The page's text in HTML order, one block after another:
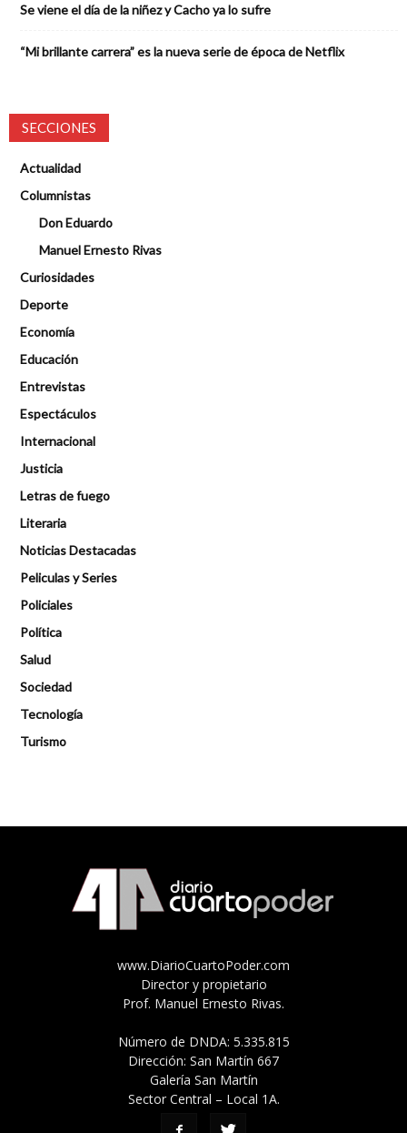
Se viene el día de la niñez y Cacho ya lo sufre
“Mi brillante carrera” es la nueva serie de época de Netflix
SECCIONES
Actualidad
Columnistas
Don Eduardo
Manuel Ernesto Rivas
Curiosidades
Deporte
Economía
Educación
Entrevistas
Espectáculos
Internacional
Justicia
Letras de fuego
Literaria
Noticias Destacadas
Peliculas y Series
Policiales
Política
Salud
Sociedad
Tecnología
Turismo
www.DiarioCuartoPoder.com
Director y propietario
Prof. Manuel Ernesto Rivas.
Número de DNDA: 5.335.815
Dirección: San Martín 667
Galería San Martín
Sector Central – Local 1A.